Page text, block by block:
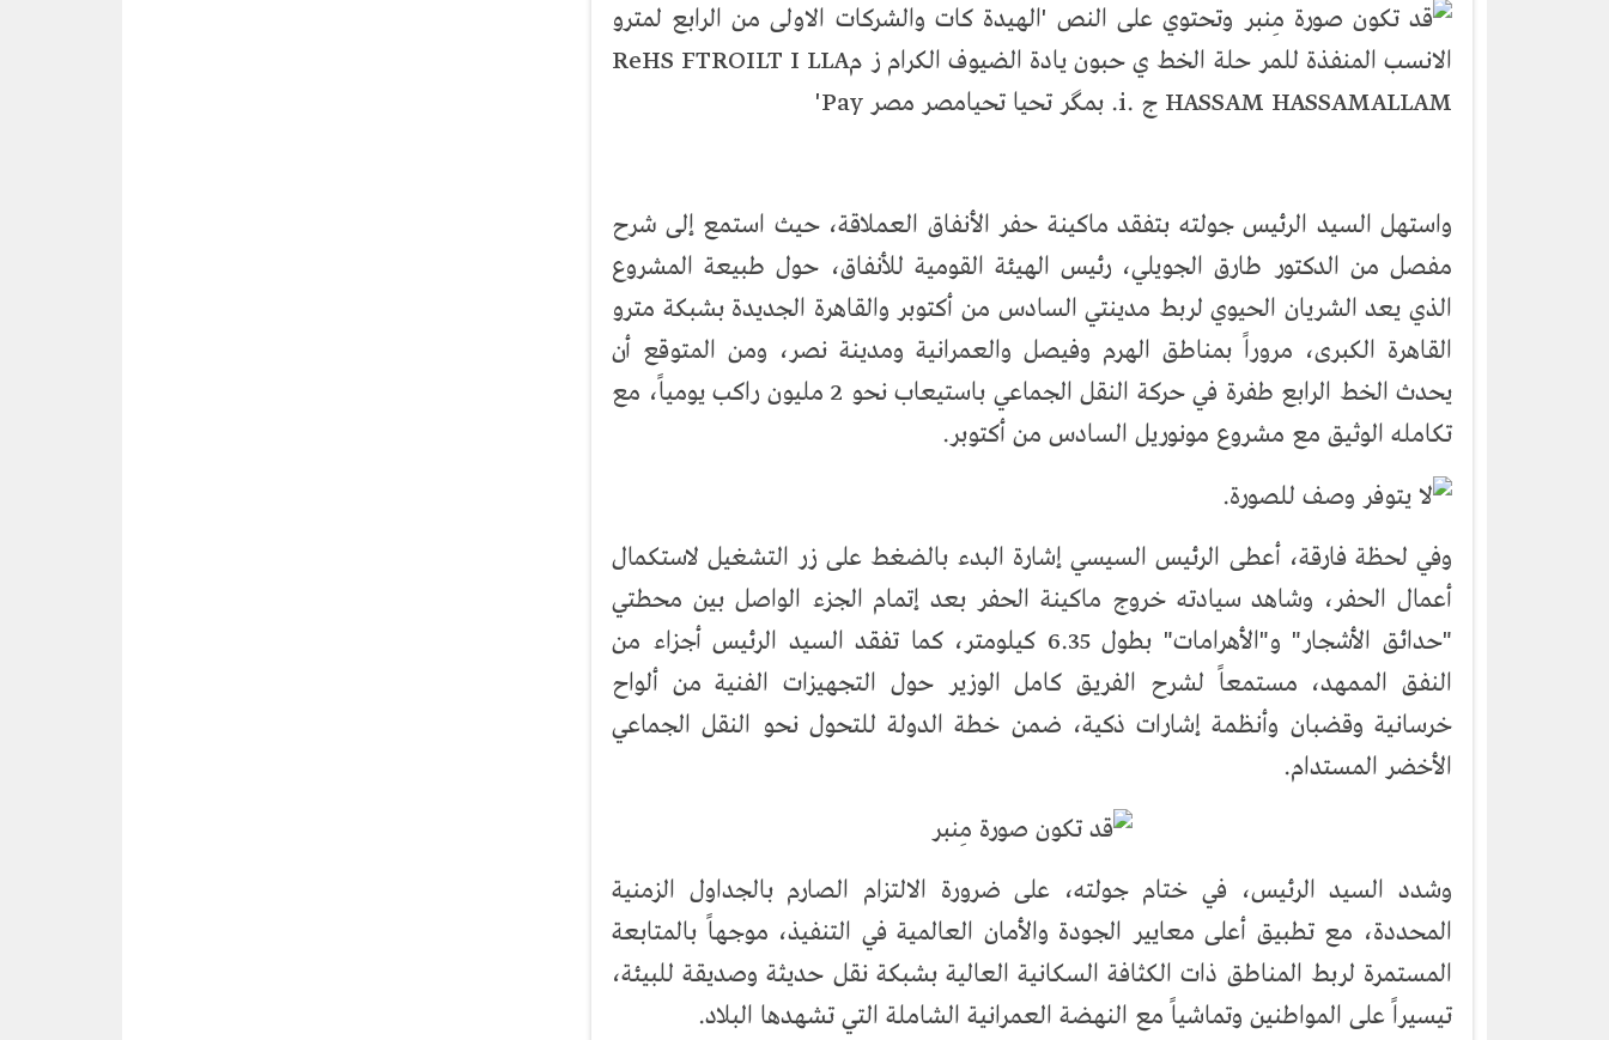
واستهل السيد الرئيس جولته بتفقد ماكينة حفر الأنفاق العملاقة، حيث استمع إلى شرح
مفصل من الدكتور طارق الجويلي، رئيس الهيئة القومية للأنفاق، حول طبيعة المشروع
الذي يعد الشريان الحيوي لربط مدينتي السادس من أكتوبر والقاهرة الجديدة بشبكة مترو
القاهرة الكبرى، مروراً بمناطق الهرم وفيصل والعمرانية ومدينة نصر، ومن المتوقع أن
يحدث الخط الرابع طفرة في حركة النقل الجماعي باستيعاب نحو 2 مليون راكب يومياً، مع
تكامله الوثيق مع مشروع مونوريل السادس من أكتوبر.
وفي لحظة فارقة، أعطى الرئيس السيسي إشارة البدء بالضغط على زر التشغيل لاستكمال
أعمال الحفر، وشاهد سيادته خروج ماكينة الحفر بعد إتمام الجزء الواصل بين محطتي
"حدائق الأشجار" و"الأهرامات" بطول 6.35 كيلومتر، كما تفقد السيد الرئيس أجزاء من
النفق الممهد، مستمعاً لشرح الفريق كامل الوزير حول التجهيزات الفنية من ألواح
خرسانية وقضبان وأنظمة إشارات ذكية، ضمن خطة الدولة للتحول نحو النقل الجماعي
الأخضر المستدام.
وشدد السيد الرئيس، في ختام جولته، على ضرورة الالتزام الصارم بالجداول الزمنية
المحددة، مع تطبيق أعلى معايير الجودة والأمان العالمية في التنفيذ، موجهاً بالمتابعة
المستمرة لربط المناطق ذات الكثافة السكانية العالية بشبكة نقل حديثة وصديقة للبيئة،
تيسيراً على المواطنين وتماشياً مع النهضة العمرانية الشاملة التي تشهدها البلاد.